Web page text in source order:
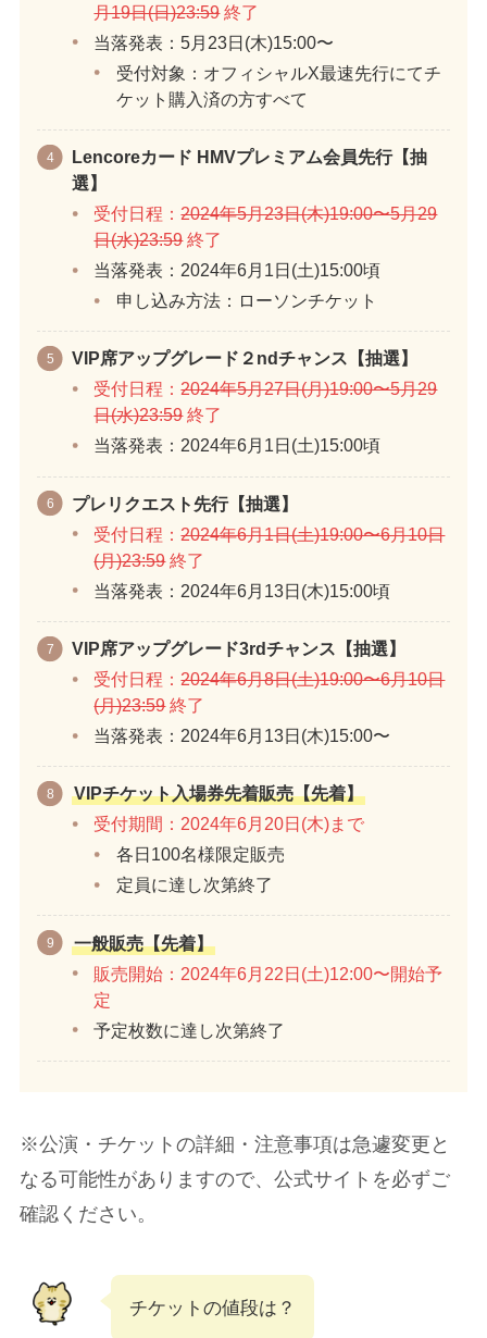
月19日(日)23:59終了
当落発表：5月23日(木)15:00〜
受付対象：オフィシャルX最速先行にてチ
ケット購入済の方すべて
Lencoreカード HMVプレミアム会員先行【抽
選】
受付日程：2024年5月23日(木)19:00〜5月29
日(水)23:59終了
当落発表：2024年6月1日(土)15:00頃
申し込み方法：ローソンチケット
VIP席アップグレード２ndチャンス【抽選】
受付日程：2024年5月27日(月)19:00〜5月29
日(水)23:59 終了
当落発表：2024年6月1日(土)15:00頃
プレリクエスト先行【抽選】
受付日程：2024年6月1日(土)19:00〜6月10日
(月)23:59 終了
当落発表：2024年6月13日(木)15:00頃
VIP席アップグレード3rdチャンス【抽選】
受付日程：2024年6月8日(土)19:00〜6月10日
(月)23:59 終了
当落発表：2024年6月13日(木)15:00〜
VIPチケット入場券先着販売【先着】
受付期間：2024年6月20日(木)まで
各日100名様限定販売
定員に達し次第終了
一般販売【先着】
販売開始：2024年6月22日(土)12:00〜開始予
定
予定枚数に達し次第終了
※公演・チケットの詳細・注意事項は急遽変更と
なる可能性がありますので、公式サイトを必ずご
確認ください。
チケットの値段は？